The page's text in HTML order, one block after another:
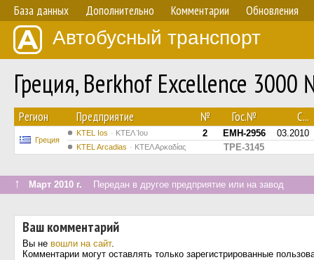
База данных Дополнительно Комментарии Обновления
Автобусный транспорт
Греция, Berkhof Excellence
Регион Предприятие № Гос.№ С...
Греция
KTEL Ios ΚΤΕΛ Ίου 2 EMH-2956 03.2010
KTEL Arcadias ΚΤΕΛ Αρκαδίας TPE-3145
↑ Март 2010 г. Передан в другое предприятие или на завод
Ваш комментарий
Вы не вошли на сайт.
Комментарии могут оставлять только зарегистрированные